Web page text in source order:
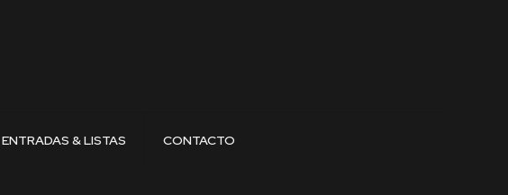
ENTRADAS & LISTAS CONTACTO